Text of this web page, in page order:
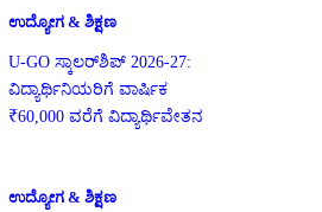
ಉದ್ಯೋಗ & ಶಿಕ್ಷಣ
U-GO ಸ್ಕಾಲರ್‌ಶಿಪ್ 2026-27:
ವಿದ್ಯಾರ್ಥಿನಿಯರಿಗೆ ವಾರ್ಷಿಕ
₹60,000 ವರೆಗೆ ವಿದ್ಯಾರ್ಥಿವೇತನ
ಉದ್ಯೋಗ & ಶಿಕ್ಷಣ